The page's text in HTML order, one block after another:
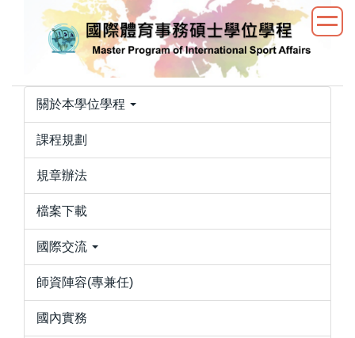
內
關於本學位學程
課程規劃
規章辦法
檔案下載
國際交流
師資陣容(專兼任)
國內實務